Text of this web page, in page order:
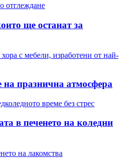
отглеждане
ще останат за
с мебели, изработени от най-
на празнична атмосфера
време без стрес
в печенето на коледни
на лакомства